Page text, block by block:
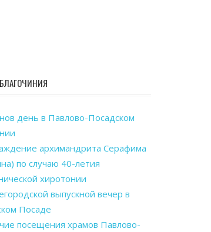
день в Павлово-Посадском
архимандрита Серафима
по случаю 40-летия
хиротонии
выпускной вечер в
Посаде
посещения храмов Павлово-